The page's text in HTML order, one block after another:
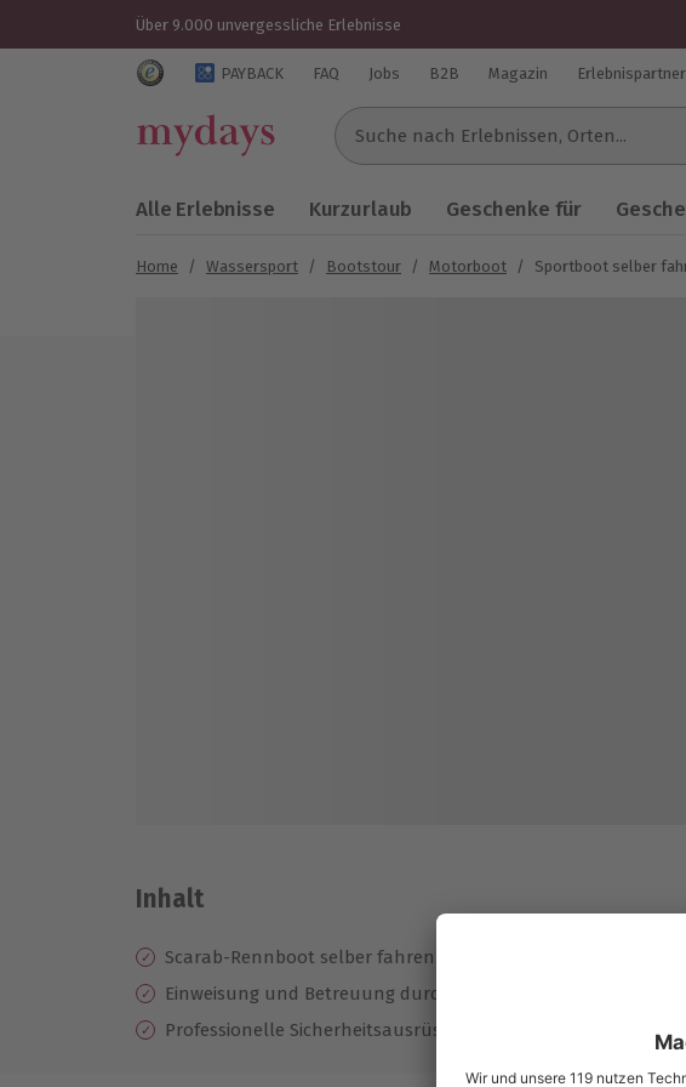
Über 9.000 unvergessliche Erlebnisse
Trustedshops Bewertungen für mydays.de
PAYBACK FAQ Jobs B2B Magazin
Suche nach Erlebnissen...
Alle Erlebnisse Kurzurlaub Geschenke für
Home / Wassersport / Bootstour / Motorboot / Sportboot selber
Inhalt
Scarab-Rennboot selber fahren
Einweisung und Betreuung durch einen erfahrenen Skipper
Professionelle Sicherheitsausrüstung